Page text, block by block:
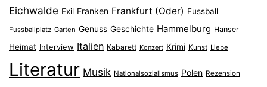
Eichwalde Exil Franken Frankfurt (Oder) Fussball
Fussballplatz Garten Genuss Geschichte Hammelburg Hanser
Heimat Interview Italien Kabarett Konzert Krimi Kunst Liebe
Literatur Musik Nationalsozialismus Polen Rezension